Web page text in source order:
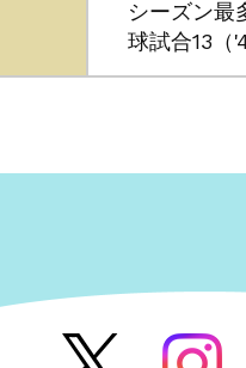
シーズン最
球試合13